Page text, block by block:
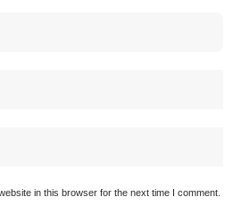
in this browser for the next time I comment.